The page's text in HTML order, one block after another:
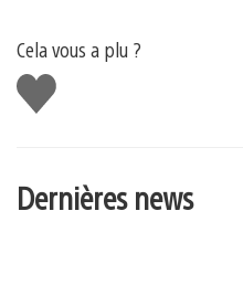
Cela vous a plu ?
J'aime
Dernières news